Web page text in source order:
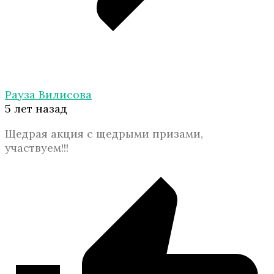
Рауза Вилисова
5 лет назад
Щедрая акция с щедрыми призами,
участвуем!!!